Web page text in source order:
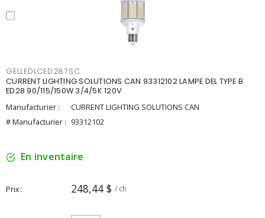
GELLEDLCED287SC
CURRENT LIGHTING SOLUTIONS CAN 93312102 LAMPE DEL TYPE B
ED28 90/115/150W 3/4/5K 120V
Manufacturier :
CURRENT LIGHTING SOLUTIONS CAN
# Manufacturier : 93312102
En inventaire
Prix 248,44 $ / ch